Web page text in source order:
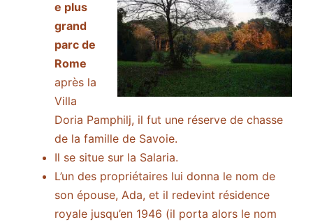
e plus
grand
parc de
Rome
après la
Villa
Doria Pamphilj, il fut une réserve de chasse
de la famille de Savoie.
Il se situe sur la Salaria.
L’un des propriétaires lui donna le nom de
son épouse, Ada, et il redevint résidence
royale jusqu’en 1946 (il porta alors le nom